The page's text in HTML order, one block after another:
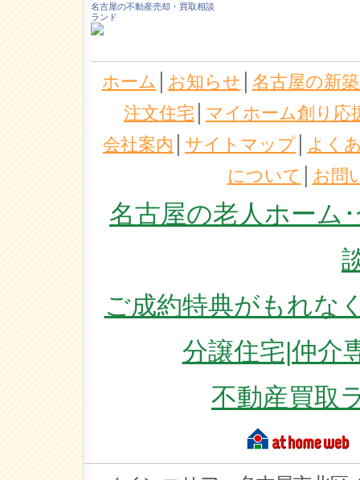
名古屋の不動産売却・買取相談
ランド
ホーム お知らせ
名古屋の新
注文住宅
マイホーム創り応
会社案内
サイトマップ
よく
について
お問
名古屋の老人ホーム
ご成約特典がもれな
分譲住宅|仲介
不動産買取